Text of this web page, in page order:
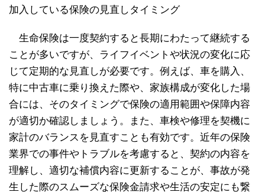
加入している保険の見直しタイミング
生命保険は一度契約すると長期にわたって継続する
ことが多いですが、ライフイベントや状況の変化に応
じて定期的な見直しが必要です。例えば、車を購入、
特に中古車に乗り換えた際や、家族構成が変化した場
合には、そのタイミングで保険の適用範囲や保障内容
が適切か確認しましょう。また、車検や修理を契機に
家計のバランスを見直すことも有効です。近年の保険
業界での事件やトラブルを考慮すると、契約の内容を
理解し、適切な補償内容に更新することが、事故が発
生した際のスムーズな保険金請求や生活の安定にも繋